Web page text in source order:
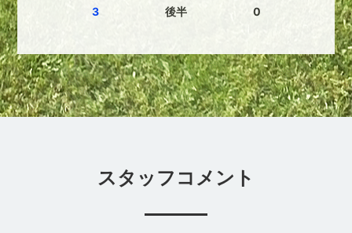
3
後半
0
スタッフコメント